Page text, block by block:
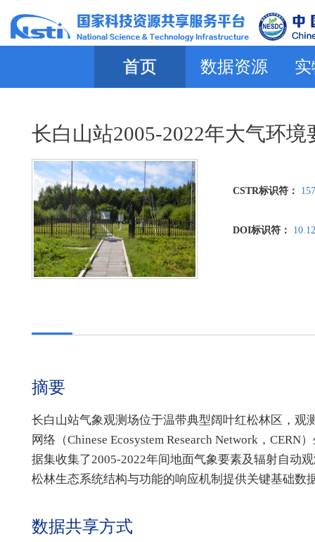
首页 数据资源
长白山站2005-2022年大气环
CSTR标识符：
DOI标识符：
摘要
长白山站气象观测场位于温带典型阔叶红松林区，
网络（Chinese Ecosystem Research Network，
据集收集了2005-2022年间地面气象要素及辐射自动
松林生态系统结构与功能的响应机制提供关键基础数
数据共享方式